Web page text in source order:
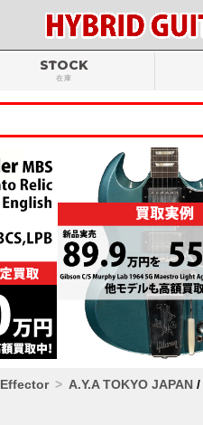
STOCK
在庫
Effector A.Y.A TOKYO JAPAN /